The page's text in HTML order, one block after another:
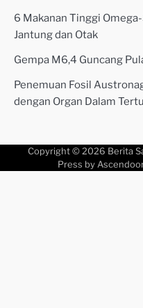
6 Makanan Tinggi
Jantung dan Otak
Gempa M6,4 Guncang
Penemuan Fosil
dengan Organ Dalam
Copyright © 2026 Berita
Press by